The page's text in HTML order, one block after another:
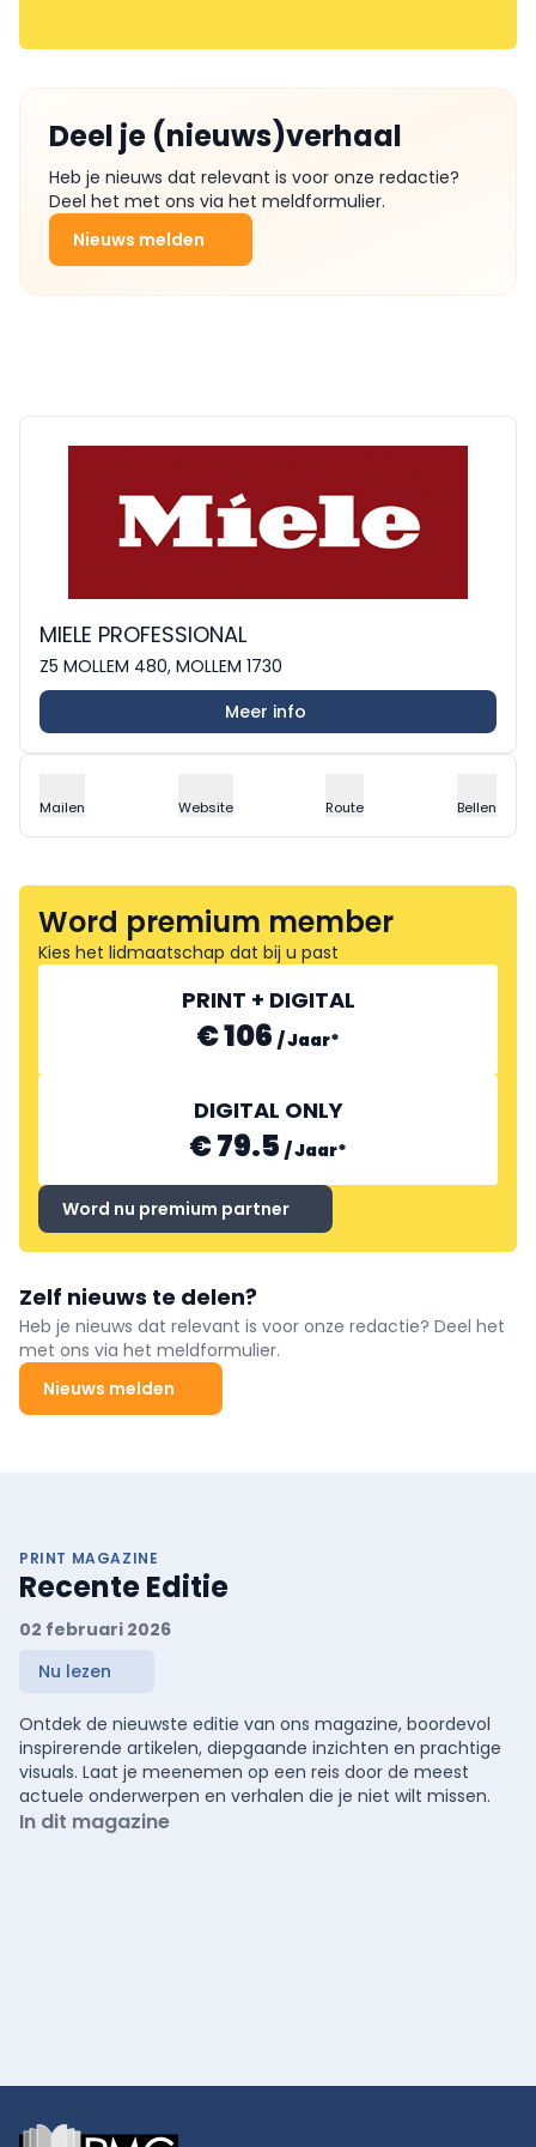
Deel je (nieuws)verhaal
Heb je nieuws dat relevant is voor onze redactie?
Deel het met ons via het meldformulier.
Nieuws melden
MIELE PROFESSIONAL
Z5 MOLLEM 480, MOLLEM 1730
Meer info
Mailen Website Route Bellen
Word premium member
Kies het lidmaatschap dat bij u past
PRINT + DIGITAL
€ 106 /Jaar*
DIGITAL ONLY
€ 79.5 /Jaar*
Word nu premium partner
Zelf nieuws te delen?
Heb je nieuws dat relevant is voor onze redactie? Deel het
met ons via het meldformulier.
Nieuws melden
PRINT MAGAZINE
Recente Editie
02 februari 2026
Nu lezen
Ontdek de nieuwste editie van ons magazine, boordevol
inspirerende artikelen, diepgaande inzichten en prachtige
visuals. Laat je meenemen op een reis door de meest
actuele onderwerpen en verhalen die je niet wilt missen.
In dit magazine
Footer